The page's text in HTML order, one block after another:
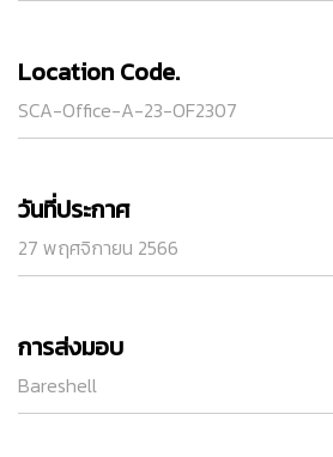
Location Code.
SCA-Office-A-23-OF2307
วันที่ประกาศ
27 พฤศจิกายน 2566
การส่งมอบ
Bareshell